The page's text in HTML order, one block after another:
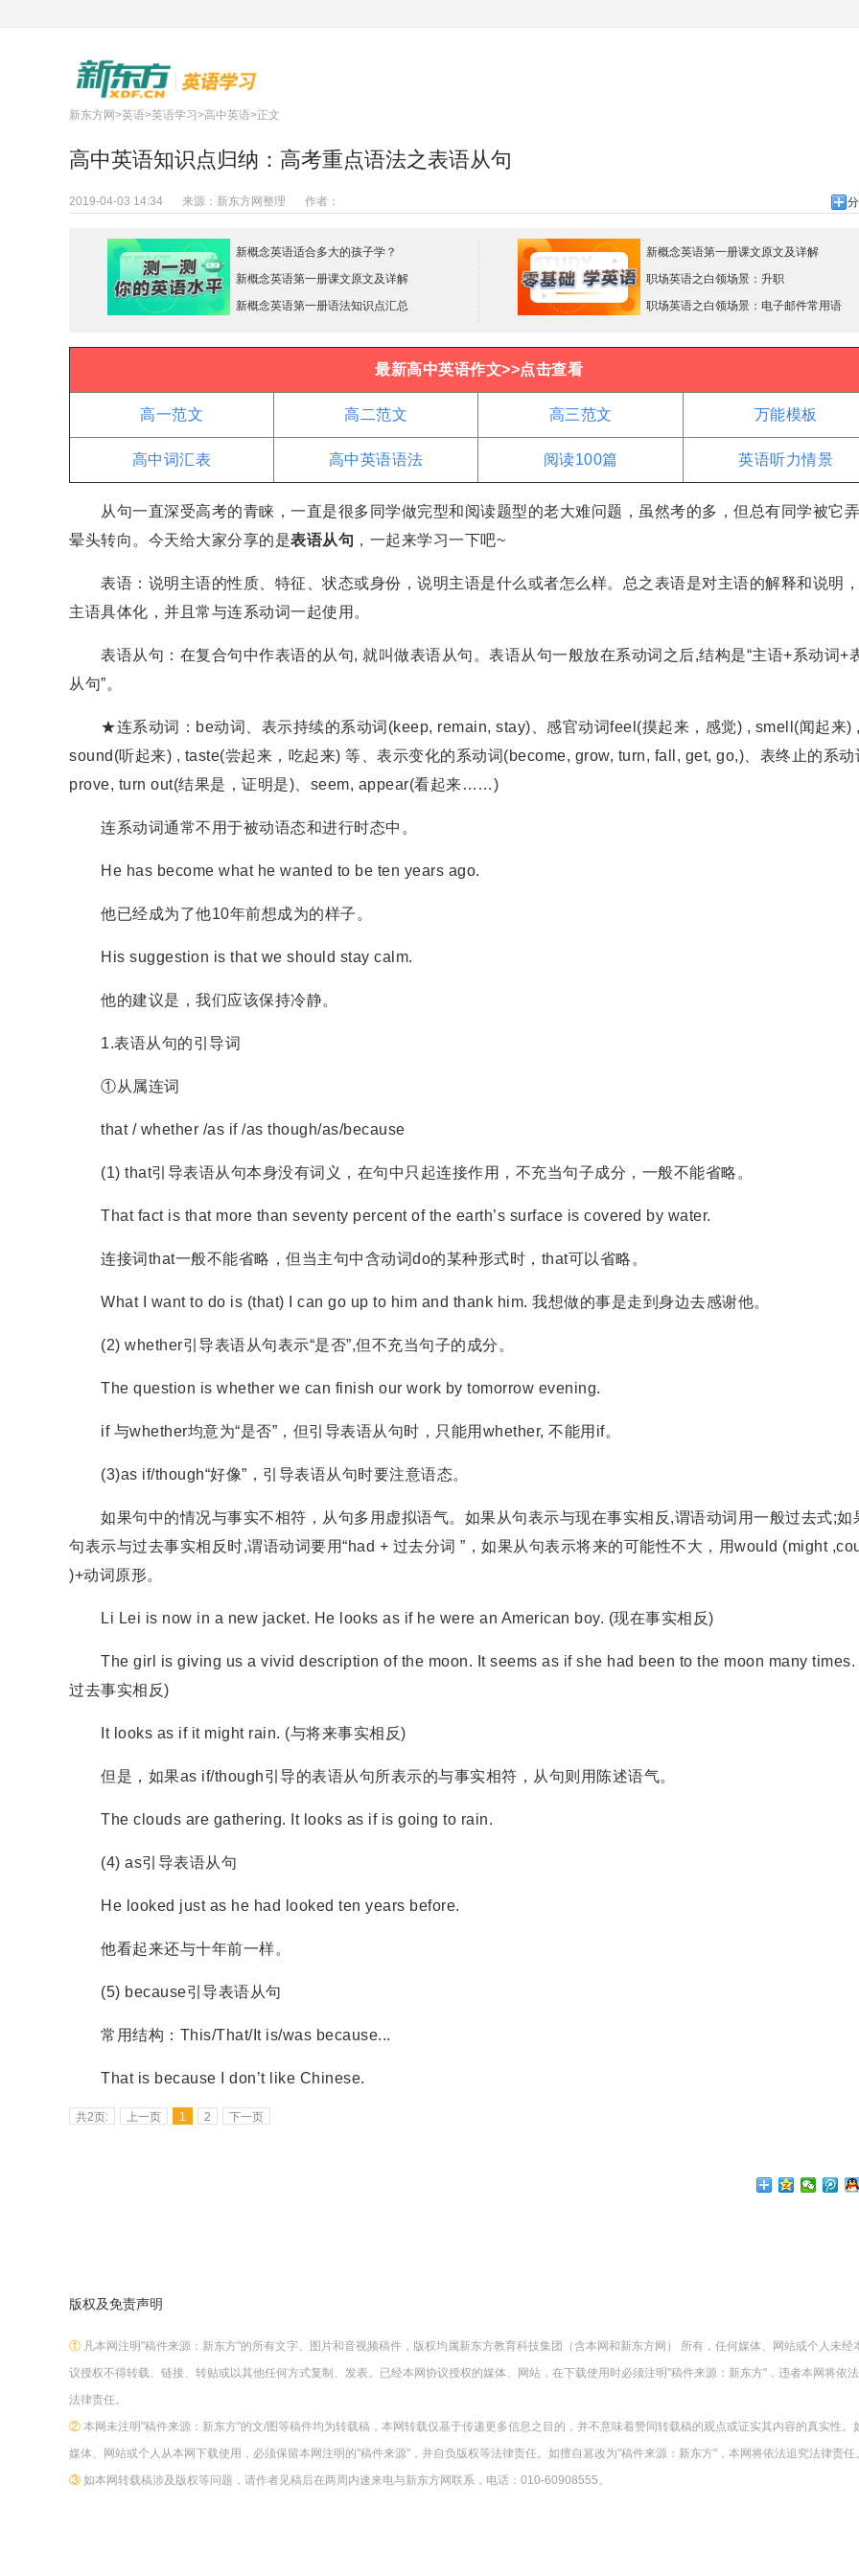
新东方网>英语>英语学习 >高中英语>正文
高中英语知识点归纳：高考重点语法之表语从句
2019-04-03 14:34 来源： 新东方网整理 作者：
新概念英语适合多大的孩子学？
新概念英语第一册课文原文及详解
新概念英语第一册语法知识点汇总
新概念英语第一册课文原文及详解
职场英语之白领场景：升职
职场英语之白领场景：电子邮件常用语
最新高中英语作文>>点击查看
高一范文 高二范文 高三范文 万能模板
高中词汇表 高中英语语法 阅读100篇 英语听力情景
从句一直深受高考的青睐，一直是很多同学做完型和阅读题型的老大难问题，虽然考的多，但总有同学被它
晕头转向。今天给大家分享的是表语从句 ，一起来学习一下吧~
表语：说明主语的性质、特征、状态或身份，说明主语是什么或者怎么样。总之表语是对主语的解释和说明
主语具体化，并且常与连系动词一起使用。
表语从句：在复合句中作表语的从句, 就叫做表语从句。表语从句一般放在系动词之后,结构是“主语+系动词+
从句”。
★连系动词：be动词、表示持续的系动词(keep, remain, stay)、感官动词feel(摸起来，感觉) , smell(闻起来) ,
sound(听起来) , taste(尝起来，吃起来) 等、表示变化的系动词(become, grow, turn, fall, get, go,)、表终止的系动
prove, turn out(结果是，证明是)、seem, appear(看起来……)
连系动词通常不用于被动语态和进行时态中。
He has become what he wanted to be ten years ago.
他已经成为了他10年前想成为的样子。
His suggestion is that we should stay calm.
他的建议是，我们应该保持冷静。
1.表语从句的引导词
①从属连词
that / whether /as if /as though/as/because
(1) that引导表语从句本身没有词义，在句中只起连接作用，不充当句子成分，一般不能省略。
That fact is that more than seventy percent of the earth’s surface is covered by water.
连接词that一般不能省略，但当主句中含动词do的某种形式时，that可以省略。
What I want to do is (that) I can go up to him and thank him. 我想做的事是走到身边去感谢他。
(2) whether引导表语从句表示“是否”,但不充当句子的成分。
The question is whether we can finish our work by tomorrow evening.
if 与whether均意为“是否”，但引导表语从句时，只能用whether, 不能用if。
(3)as if/though“好像”，引导表语从句时要注意语态。
如果句中的情况与事实不相符，从句多用虚拟语气。如果从句表示与现在事实相反,谓语动词用一般过去式;如
句表示与过去事实相反时,谓语动词要用“had + 过去分词 ”，如果从句表示将来的可能性不大，用would (might
)+动词原形。
Li Lei is now in a new jacket. He looks as if he were an American boy. (现在事实相反)
The girl is giving us a vivid description of the moon. It seems as if she had been to the moon many times.
过去事实相反)
It looks as if it might rain. (与将来事实相反)
但是，如果as if/though引导的表语从句所表示的与事实相符，从句则用陈述语气。
The clouds are gathering. It looks as if is going to rain.
(4) as引导表语从句
He looked just as he had looked ten years before.
他看起来还与十年前一样。
(5) because引导表语从句
常用结构：This/That/It is/was because...
That is because I don’t like Chinese.
共2页: 上一页 1 2 下一页
版权及免责声明
① 凡本网注明"稿件来源：新东方"的所有文字、图片和音视频稿件，版权均属新东方教育科技集团（含本网和新东方网） 所有，任何媒体、网站或个人未经
议授权不得转载、链接、转贴或以其他任何方式复制、发表。已经本网协议授权的媒体、网站，在下载使用时必须注明"稿件来源：新东方"，违者本网将依
法律责任。
② 本网未注明"稿件来源：新东方"的文/图等稿件均为转载稿，本网转载仅基于传递更多信息之目的，并不意味着赞同转载稿的观点或证实其内容的真实性。
媒体、网站或个人从本网下载使用，必须保留本网注明的"稿件来源"，并自负版权等法律责任。如擅自篡改为"稿件来源：新东方"，本网将依法追究法律责任。
③ 如本网转载稿涉及版权等问题，请作者见稿后在两周内速来电与新东方网联系，电话：010-60908555。